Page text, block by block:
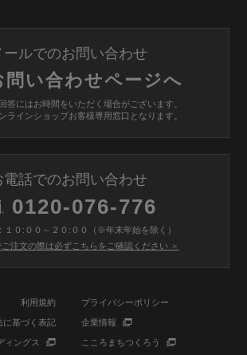
ールでのお問い合わせ
問い合わせページへ
答にはお時間をいただく場合がございます。
ラインショップお客様専用窓口となります。
電話でのお問い合わせ
0120-076-776
１０:００～２０:００（※年末年始を除く）
注文の際は必ずこちらをご確認ください ＞
利用規約 プライバシーポリシー
に基づく表記 企業情報
ィングス こころまちつくろう